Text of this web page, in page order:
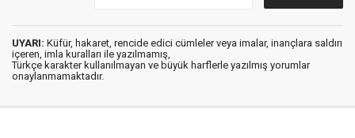
UYARI: Küfür, hakaret, rencide edici cümleler veya imalar, inançlara saldırı
içeren, imla kuralları ile yazılmamış,
Türkçe karakter kullanılmayan ve büyük harflerle yazılmış yorumlar
onaylanmamaktadır.